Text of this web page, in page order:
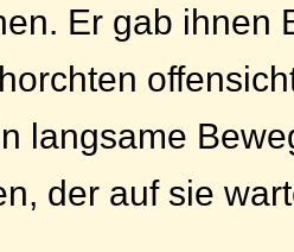
Er gab ihnen
langsame
der auf sie